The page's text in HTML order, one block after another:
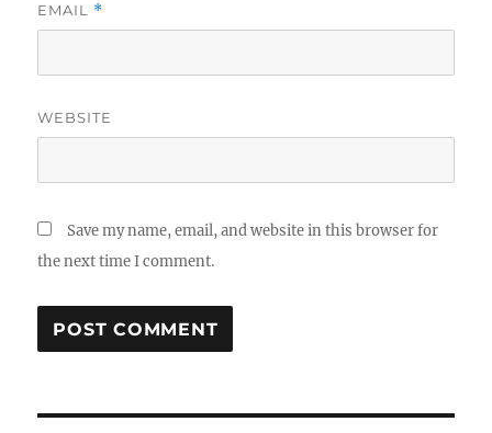
EMAIL *
WEBSITE
Save my name, email, and website in this browser for
the next time I comment.